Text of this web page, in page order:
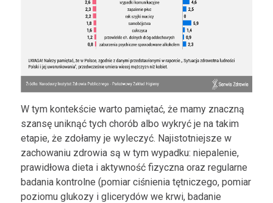
W tym kontekście warto pamiętać, że mamy znaczną
szansę uniknąć tych chorób albo wykryć je na takim
etapie, że zdołamy je wyleczyć. Najistotniejsze w
zachowaniu zdrowia są w tym wypadku: niepalenie,
prawidłowa dieta i aktywność fizyczna oraz regularne
badania kontrolne (pomiar ciśnienia tętniczego, pomiar
poziomu glukozy i glicerydów we krwi, badanie